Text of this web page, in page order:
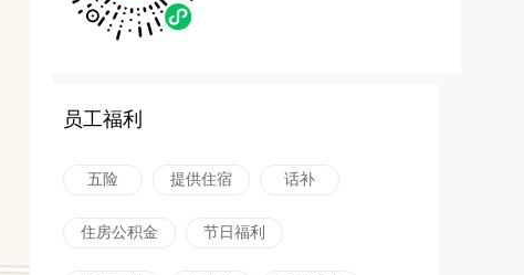
员工福利
五险 提供住宿 话补
住房公积金 节日福利